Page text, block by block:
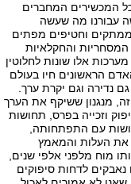
המכשירים המחברים
עבורנו מה שעשה
ממתקים וחטיפים מפתים
המסחריות והחקלאיות
אלו שונות לחלוטין
הראשונים חיו בעולם
נדירה וגם יקרת ערך.
זה, מנגנון ששיקף את הערך
וזכייה בפרס, תחושות
עם התפתחותה,
את העלות והמאמץ
מוח מלפני אלפי שנים,
לדחות סיפוקים